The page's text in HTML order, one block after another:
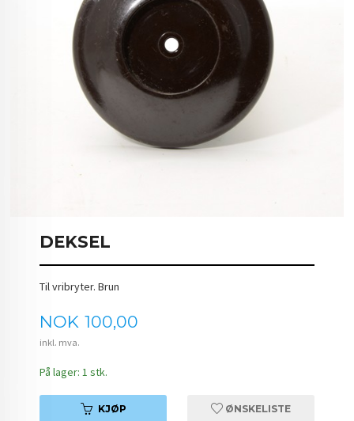
DEKSEL
Til vribryter. Brun
Pris
NOK 100,00
inkl. mva.
På lager: 1 stk.
KJØP ØNSKELISTE